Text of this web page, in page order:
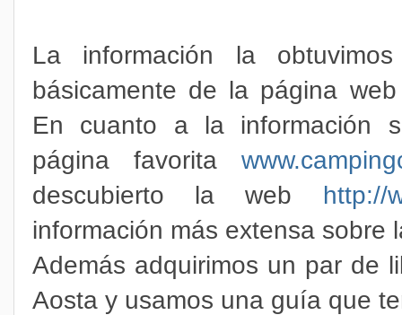
La información la
básicamente de la página
En cuanto a la información
página favorita
descubierto la web http://
información más extensa sobre
Además adquirimos un par de
Aosta y usamos una guía que